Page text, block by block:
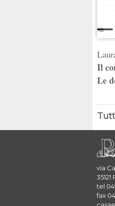
Il
Le
via
tel
fax